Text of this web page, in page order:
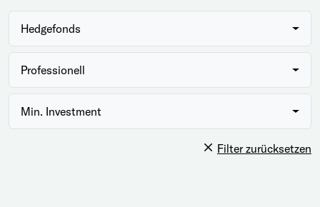
Hedgefonds
Professionell
Min. Investment
Filter zurücksetzen